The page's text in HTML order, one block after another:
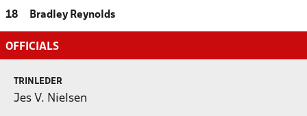
18 Bradley Reynolds
OFFICIALS
TRINLEDER
Jes V. Nielsen